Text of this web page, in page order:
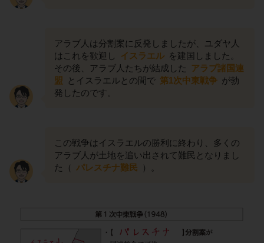
アラブ人は分割案に反発しましたが、ユダヤ人
はこれを歓迎し
イスラエル を建国しました。
その後、アラブ人たちが結成した
アラブ諸国連
盟
とイスラエルとの間で 第1次中東戦争 が勃
発したのです。
この戦争はイスラエルの勝利に終わり、多くの
アラブ人が土地を追い出されて難民となりまし
た（ パレスチナ難民 ）。